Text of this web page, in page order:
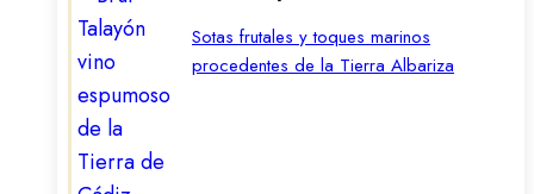
Sotas frutales y toques marinos
procedentes de la Tierra Albariza